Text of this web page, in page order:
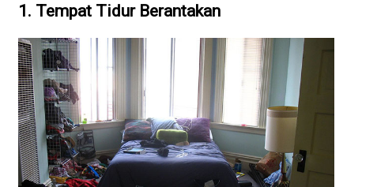
1. Tempat Tidur Berantakan